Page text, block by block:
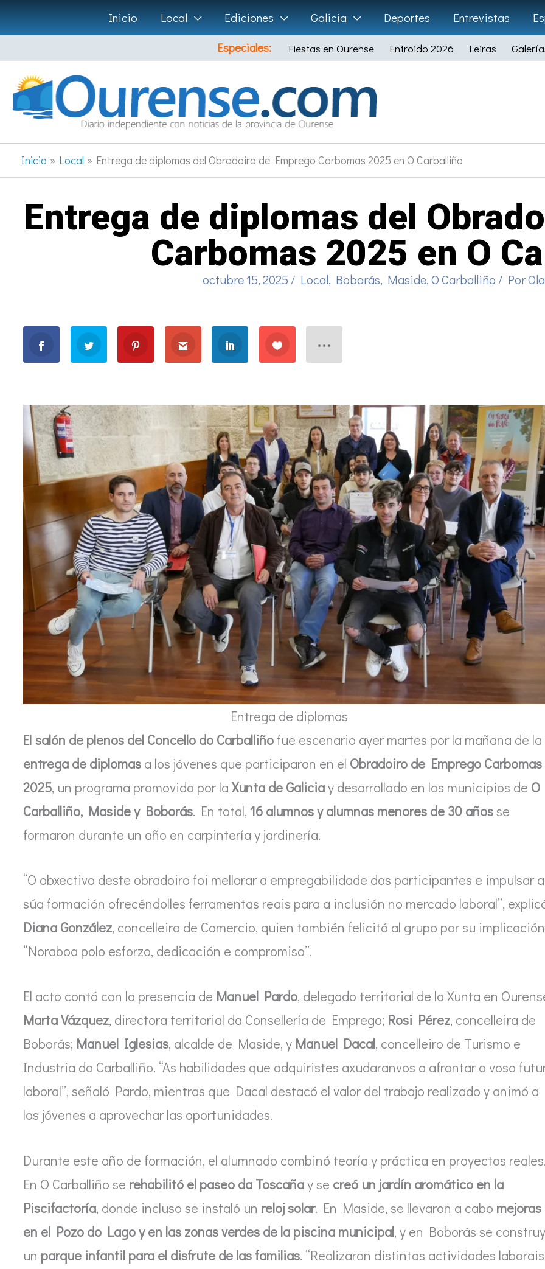
Ir
al
contenido
Inicio Local Ediciones Galicia Deportes Entrevistas
Especiales:
Fiestas en Ourense Entroido 2026 Leiras
Inicio Local Entrega de diplomas del Obradoiro de Emprego Carbomas 2025 en O Carballiño
Entrega de diplomas del
Carbomas 2025 en O
octubre 15, 2025 / Local, Boborás, Maside,O Carballiño / Por
Entrega de diplomas
El salón de plenos del Concello do Carballiño fue escenario ayer martes por la mañana de la
entrega de diplomas a los jóvenes que participaron en el Obradoiro de Emprego Carbomas
2025, un programa promovido por la Xunta de Galiciay desarrollado en los municipios de O
Carballiño, Maside y Boborás. En total, 16 alumnos y alumnas menores de 30 añosse
formaron durante un año en carpintería y jardinería.
“O obxectivo deste obradoiro foi mellorar a empregabilidade dos participantes e impulsar a
súa formación ofrecéndolles ferramentas reais para a inclusión no mercado laboral”,
Diana González, concelleira de Comercio, quien también felicitó al grupo por su
“Noraboa polo esforzo, dedicación e compromiso”.
El acto contó con la presencia de Manuel Pardo, delegado territorial de la Xunta en
Marta Vázquez, directora territorial da Consellería de Emprego; Rosi Pérez, concelleira de
Boborás; Manuel Iglesias, alcalde de Maside, y Manuel Dacal, concelleiro de Turismo e
Industria do Carballiño. “As habilidades que adquiristes axudaranvos a afrontar o voso
laboral”, señaló Pardo, mientras que Dacal destacó el valor del trabajo realizado y animó a
los jóvenes a aprovechar las oportunidades.
Durante este año de formación, el alumnado combinó teoría y práctica en proyectos
En O Carballiño se rehabilitó el paseo da Toscañay se creó un jardín aromático en la
Piscifactoría, donde incluso se instaló un reloj solar. En Maside, se llevaron a cabo mejoras
en el Pozo do Lago y en las zonas verdes de la piscina municipal, y en Boborás se
un parque infantil para el disfrute de las familias. “Realizaron distintas actividades laborais